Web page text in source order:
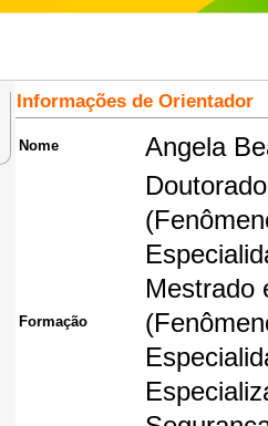
Informações de Orientador
Nome Angela
Formação
Mestrado